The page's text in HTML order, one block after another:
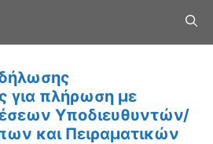
για πλήρωση με
Υποδιευθυντών/
και Πειραματικών